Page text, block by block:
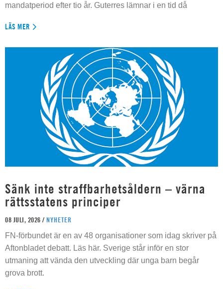
mandatperiod efter tio år. Guterres lämnar i en tid då
LÄS MER
Sänk inte straffbarhetsåldern – värna
rättsstatens principer
08 JULI, 2026 / NYHETER
FN-förbundet är en av 48 organisationer som idag skriver på
Aftonbladet debatt. Läs här. Sverige står inför en stor
utmaning att vända den utveckling där unga barn begår
grova brott.